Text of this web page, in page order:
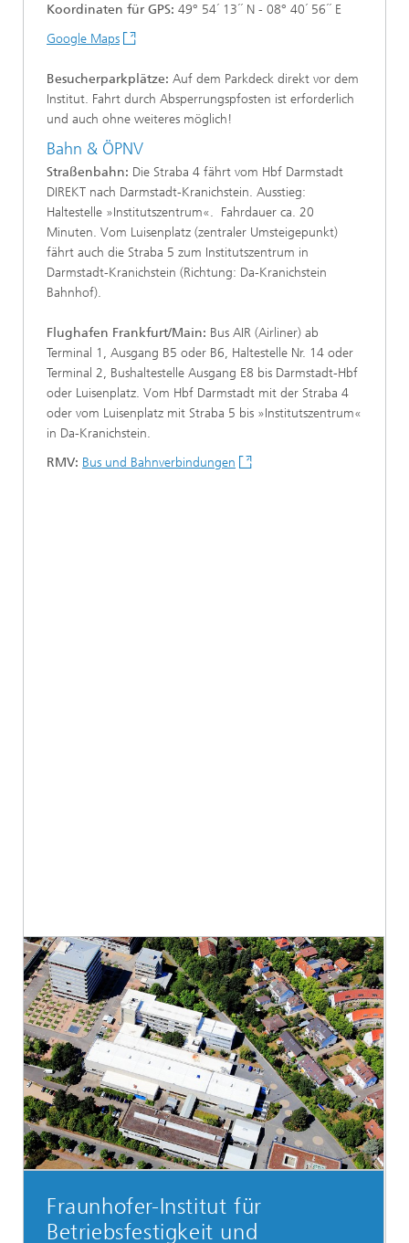
Koordinaten für GPS: 49° 54´ 13´´ N - 08° 40´ 56´´ E
Google Maps
Besucherparkplätze: Auf dem Parkdeck direkt vor dem
Institut. Fahrt durch Absperrungspfosten ist erforderlich
und auch ohne weiteres möglich!
Bahn & ÖPNV
Straßenbahn: Die Straba 4 fährt vom Hbf Darmstadt
DIREKT nach Darmstadt-Kranichstein. Ausstieg:
Haltestelle »Institutszentrum«. Fahrdauer ca. 20
Minuten. Vom Luisenplatz (zentraler Umsteigepunkt)
fährt auch die Straba 5 zum Institutszentrum in
Darmstadt-Kranichstein (Richtung: Da-Kranichstein
Bahnhof).
Flughafen Frankfurt/Main: Bus AIR (Airliner) ab
Terminal 1, Ausgang B5 oder B6, Haltestelle Nr. 14 oder
Terminal 2, Bushaltestelle Ausgang E8 bis Darmstadt-Hbf
oder Luisenplatz. Vom Hbf Darmstadt mit der Straba 4
oder vom Luisenplatz mit Straba 5 bis »Institutszentrum«
in Da-Kranichstein.
RMV: Bus und Bahnverbindungen
Fraunhofer-Institut für
Betriebsfestigkeit und